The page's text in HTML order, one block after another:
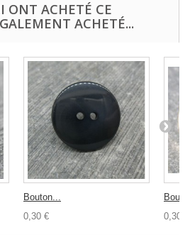
ONT ACHETÉ CE
ACHETÉ...
Bouton...
0,30 €
0,30 €